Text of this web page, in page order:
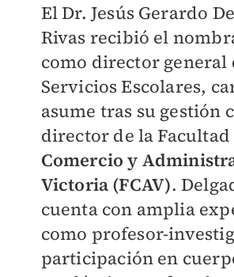
El Dr. Jesús Gerardo
Rivas recibió el
como director general
Servicios Escolares,
asume tras su gestión
director de la Facultad
Comercio y
Victoria (FCAV).
cuenta con amplia
como profesor-
participación en